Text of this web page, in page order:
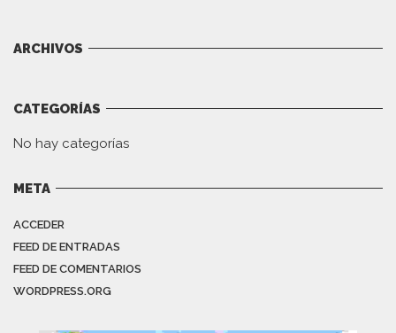
ARCHIVOS
CATEGORÍAS
No hay categorías
META
ACCEDER
FEED DE ENTRADAS
FEED DE COMENTARIOS
WORDPRESS.ORG